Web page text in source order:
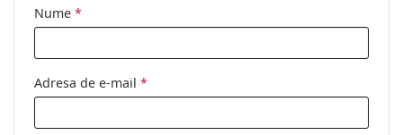
Nume *
Adresa de e-mail *